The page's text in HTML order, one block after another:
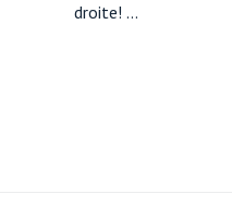
droite! ...